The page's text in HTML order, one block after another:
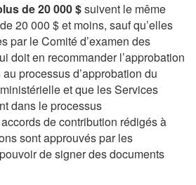
de 20 000 $suivent le même
20 000 $ et moins, sauf qu’elles
par le Comité d’examen des
doit en recommander l’approbation
processus d’approbation du
et que les Services
dans le processus
de contribution rédigés à
sont approuvés par les
de signer des documents